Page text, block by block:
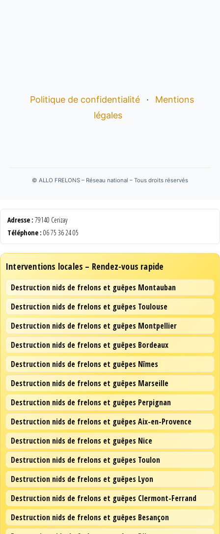
Politique de confidentialité ·
Mentions
légales
© ALLO FRELONS – Réseau national – Tous droits réservés
Adresse : 79140 Cerizay
Téléphone : 06 75 36 24 05
Interventions locales – Rendez-vous rapide
Destruction nids de frelons et guêpes Montauban
Destruction nids de frelons et guêpes Toulouse
Destruction nids de frelons et guêpes Montpellier
Destruction nids de frelons et guêpes Bordeaux
Destruction nids de frelons et guêpes Nîmes
Destruction nids de frelons et guêpes Marseille
Destruction nids de frelons et guêpes Perpignan
Destruction nids de frelons et guêpes Aix-en-Provence
Destruction nids de frelons et guêpes Nice
Destruction nids de frelons et guêpes Toulon
Destruction nids de frelons et guêpes Lyon
Destruction nids de frelons et guêpes Clermont-Ferrand
Destruction nids de frelons et guêpes Besançon